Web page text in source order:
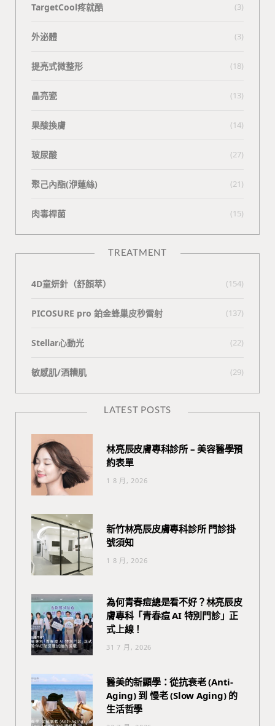
TargetCool疼就酷 (3)
外泌體 (3)
提亮式微整形 (18)
晶亮瓷 (13)
果酸換膚 (14)
玻尿酸 (27)
聚己內酯(洢蓮絲) (21)
肉毒桿菌 (15)
TREATMENT
4D童妍針（舒顏萃） (154)
PICOSURE pro 鉑金蜂巢皮秒雷射 (137)
Stellar心動光 (22)
敏感肌/酒糟肌 (29)
LATEST POSTS
林亮辰皮膚專科診所 – 美容醫學預
約表單
1 8 月, 2026
新竹林亮辰皮膚專科診所 門診掛
號須知
1 8 月, 2026
為何青春痘總是看不好？林亮辰皮
膚專科「青春痘 AI 特別門診」正
式上線！
31 7 月, 2026
醫美的新顯學：從抗衰老 (Anti-
Aging) 到 慢老 (Slow Aging) 的
生活哲學